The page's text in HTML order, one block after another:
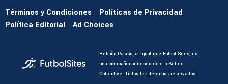
Términos y Condiciones
Políticas de Privacidad
Política Editorial
Ad Choices
Rebaño Pasión, al igual que Futbol Sites, es
una compañía perteneciente a Better
Collective. Todos los derechos reservados.